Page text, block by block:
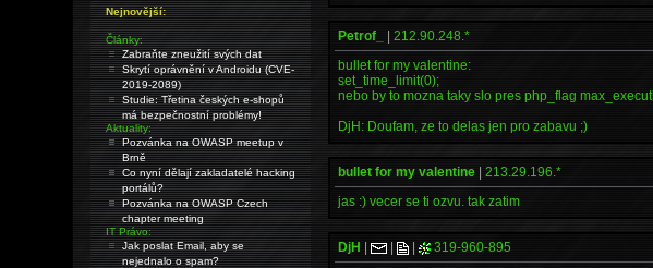
Petrof_ |212.90.248.*
bullet for my valentine:
set_time_limit(0);
nebo by to mozna taky slo pres php_flag
DjH: Doufam, ze to delas jen pro zabavu ;)
bullet for my valentine |213.29.196.*
jas :) vecer se ti ozvu. tak zatim
DjH | | 319-960-895
Nejnovější:
Články:
Zabraňte zneužití svých dat
Skrytí oprávnění v Androidu (CVE-
2019-2089)
Studie: Třetina českých e-shopů
má bezpečnostní problémy!
Aktuality:
Pozvánka na OWASP meetup v
Brně
Co nyní dělají zakladatelé hacking
portálů?
Pozvánka na OWASP Czech
chapter meeting
IT Právo:
Jak poslat Email, aby se
nejednalo o spam?